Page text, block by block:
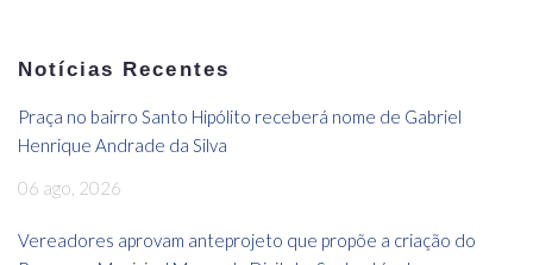
Notícias Recentes
Praça no bairro Santo Hipólito receberá nome de Gabriel
Henrique Andrade da Silva
06 ago, 2026
Vereadores aprovam anteprojeto que propõe a criação do